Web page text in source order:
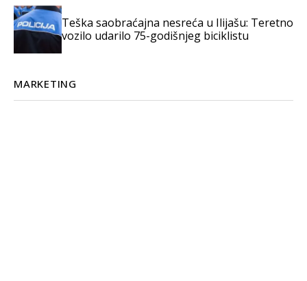
Teška saobraćajna nesreća u Ilijašu: Teretno
vozilo udarilo 75-godišnjeg biciklistu
MARKETING